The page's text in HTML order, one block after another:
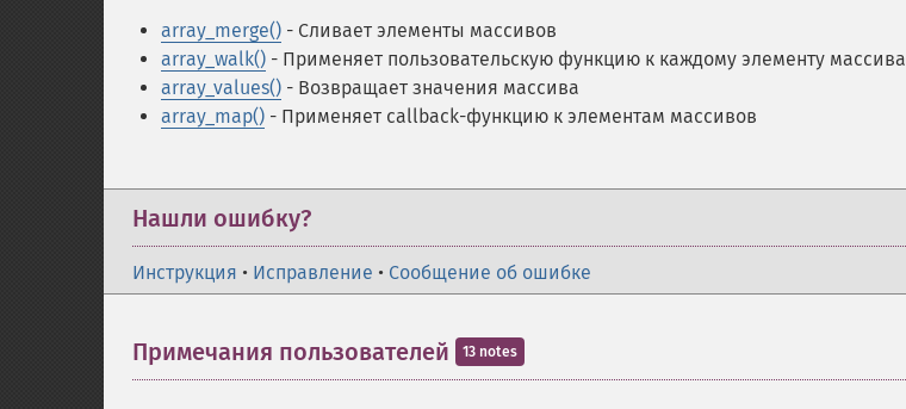
array_merge() - Сливает элементы массивов
array_walk() - Применяет пользовательскую функцию к каждому элементу массива
array_values() - Возвращает значения массива
array_map() - Применяет callback-функцию к элементам массивов
Нашли ошибку?
Инструкция • Исправление • Сообщение об ошибке
Примечания пользователей 13 notes